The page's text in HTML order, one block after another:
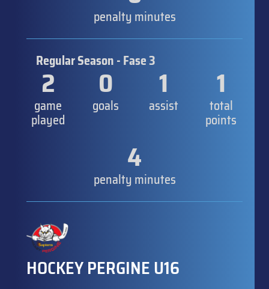
penalty minutes
Regular Season - Fase 3
2
game
played
0
goals
1
assist
1
total
points
4
penalty minutes
HOCKEY PERGINE U16